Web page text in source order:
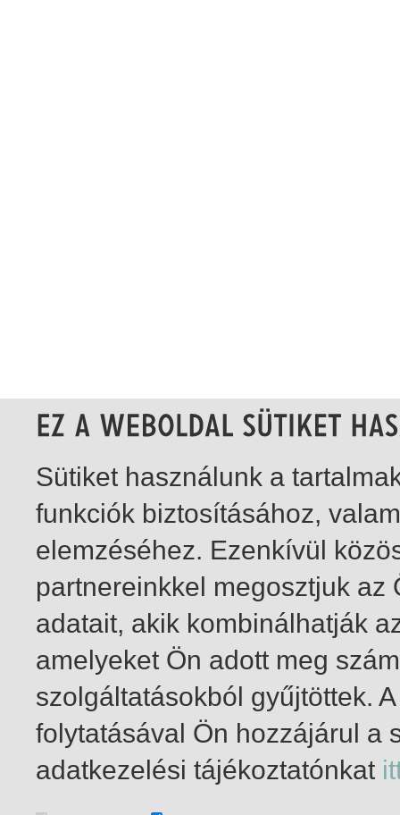
1-1 / total 1 hit
Sütiket használunk a
funkciók biztosításához,
elemzéséhez. Ezenkívül
partnereinkkel megosztjuk
adatait, akik kombinálhatják
amelyeket Ön adott meg
szolgáltatásokból gyűjtöttek.
folytatásával Ön hozzájárul a
adatkezelési tájékoztatónkat